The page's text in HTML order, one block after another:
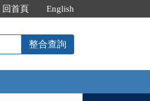
回首頁 English
整合查詢